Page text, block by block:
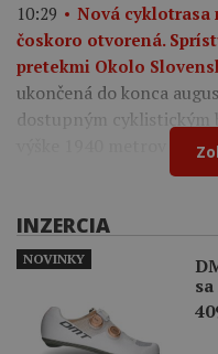
10:29
Nová cyklotrasa
čoskoro otvorená.
pretekmi Okolo
ukončená do konca
dostupným cyklistickým
výške 1940 metrov nad
INZERCIA
NOVINKY